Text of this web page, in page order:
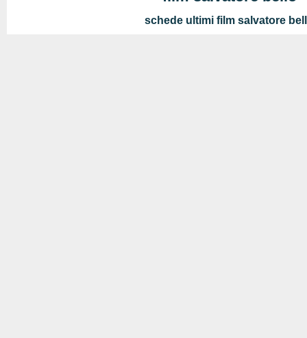
schede ultimi film salvatore